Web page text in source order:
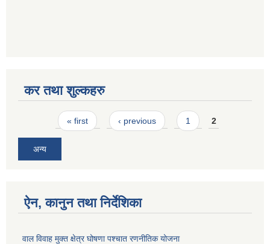
कर तथा शुल्कहरु
Pages« first ‹ previous 1 2
अन्य
ऐन, कानुन तथा निर्देशिका
वाल विवाह मुक्त क्षेत्र घोषणा पश्चात रणनीतिक योजना